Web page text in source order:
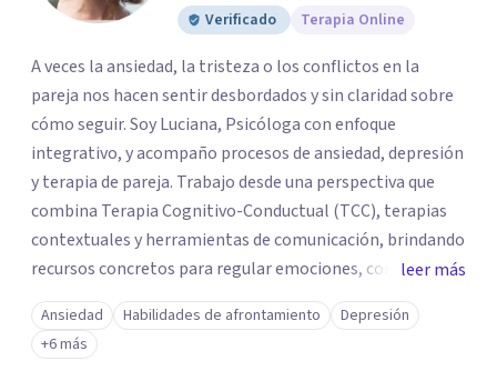
Verificado
Terapia Online
A veces la ansiedad, la tristeza o los conflictos en la
pareja nos hacen sentir desbordados y sin claridad sobre
cómo seguir. Soy Luciana, Psicóloga con enfoque
integrativo, y acompaño procesos de ansiedad, depresión
y terapia de pareja. Trabajo desde una perspectiva que
combina Terapia Cognitivo-Conductual (TCC), terapias
contextuales y herramientas de comunicación, brindando
recursos concretos para regular emociones, comprender
patrones y abordar las dificultades vinculares con mayor
claridad. Ofrezco sesiones individuales y terapia de pareja
en modalidad online. Si sentís que es momento de darte
leer más
Ansiedad Habilidades de afrontamiento
Depresión
+6 más